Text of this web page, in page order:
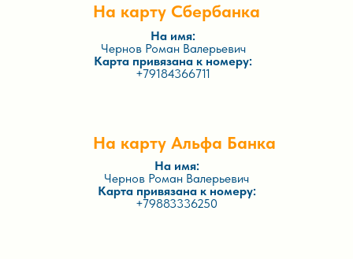
На карту Сбербанка
На карту Альфа Банка
На имя:
Чернов Роман Валерьевич
Карта привязана к номеру:
+79184366711
На имя:
Чернов Роман Валерьевич
Карта привязана к номеру:
+79883336250